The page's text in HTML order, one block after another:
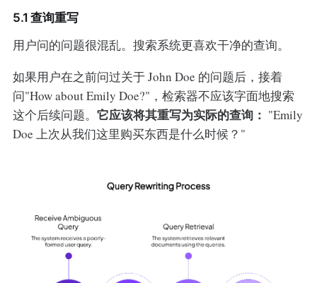
5.1 查询重写
用户问的问题很混乱。搜索系统更喜欢干净的查询。
如果用户在之前问过关于 John Doe 的问题后，接着
问"How about Emily Doe?"，检索器不应该字面地搜索
这个后续问题。 它应该将其重写为实际的查询： "Emily
Doe 上次从我们这里购买东西是什么时候？"